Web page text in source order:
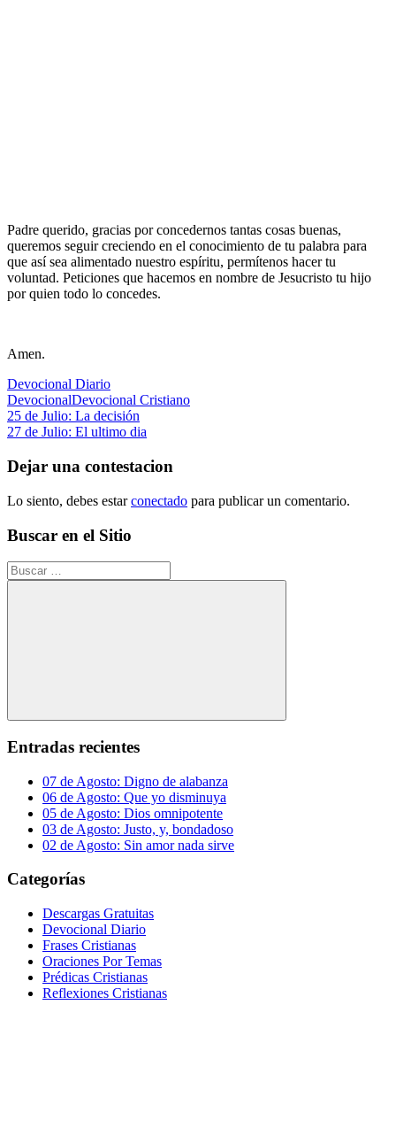
Padre querido, gracias por concedernos tantas cosas buenas,
queremos seguir creciendo en el conocimiento de tu palabra para
que así sea alimentado nuestro espíritu, permítenos hacer tu
voluntad. Peticiones que hacemos en nombre de Jesucristo tu hijo
por quien todo lo concedes.
Amen.
Devocional Diario
DevocionalDevocional Cristiano
Navegación
de
entradas
Entrada
anterior:
25 de Julio: La decisión
Siguiente
27 de Julio: El ultimo dia
Dejar una contestacion
Lo siento, debes estarconectado para publicar un comentario.
Buscar en el Sitio
Buscar:
Buscar
Entradas recientes
07 de Agosto: Digno de alabanza
06 de Agosto: Que yo disminuya
05 de Agosto: Dios omnipotente
03 de Agosto: Justo, y, bondadoso
02 de Agosto: Sin amor nada sirve
Categorías
Descargas Gratuitas
Devocional Diario
Frases Cristianas
Oraciones Por Temas
Prédicas Cristianas
Reflexiones Cristianas